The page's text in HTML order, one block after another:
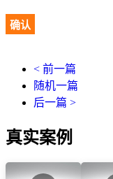
确认
< 前一篇
随机一篇
后一篇 >
真实案例